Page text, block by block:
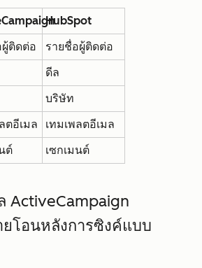
HubSpot
ติดต่อ
รายชื่อผู้ติดต่อ
ดีล
บริษัท
ตอีเมล
เทมเพลตอีเมล
ต์
เซกเมนต์
ActiveCampaign
ยโอนหลังการซิงค์แบบ